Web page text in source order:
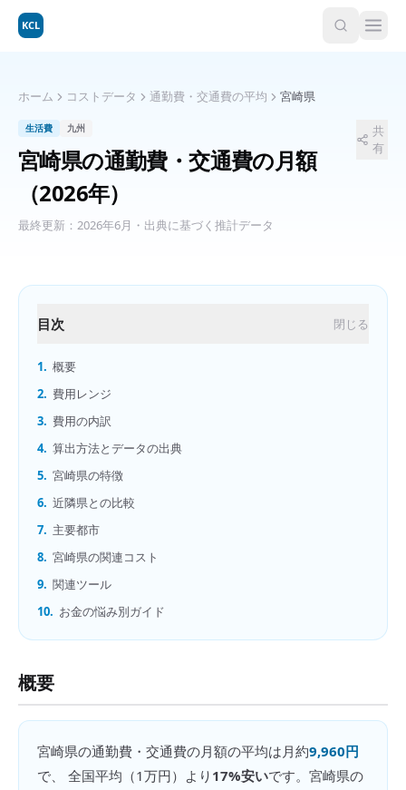
KCL
ホーム コストデータ 通勤費・交通費の平均 宮崎県
生活費 九州
宮崎県の通勤費・交通費の月額
（2026年）
最終更新： 2026年6月 ・出典に基づく推計データ
共
有
目次 閉じる
1. 概要
2. 費用レンジ
3. 費用の内訳
4. 算出方法とデータの出典
5. 宮崎県の特徴
6. 近隣県との比較
7. 主要都市
8. 宮崎県の関連コスト
9. 関連ツール
10. お金の悩み別ガイド
概要
宮崎県の通勤費・交通費の月額の平均は月約9,960円
で、 全国平均（1万円）より 17%安いです。 宮崎県の